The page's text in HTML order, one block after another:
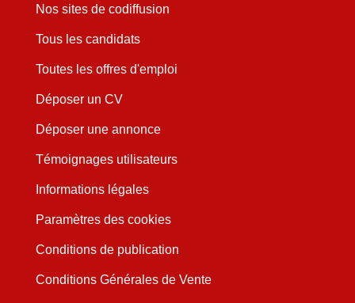
Nos sites de codiffusion
Tous les candidats
Toutes les offres d'emploi
Déposer un CV
Déposer une annonce
Témoignages utilisateurs
Informations légales
Paramètres des cookies
Conditions de publication
Conditions Générales de Vente